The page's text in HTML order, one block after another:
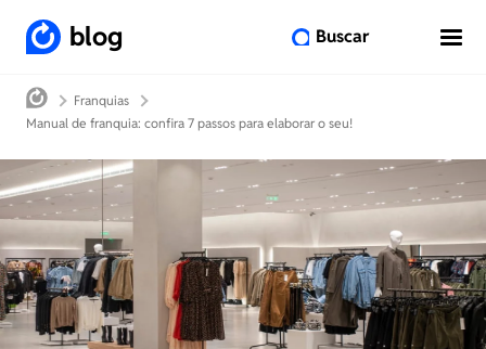
blog Buscar
Franquias
Manual de franquia: confira 7 passos para elaborar o seu!